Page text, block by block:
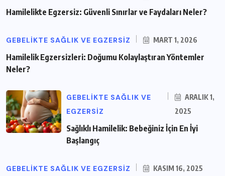
Hamilelikte Egzersiz: Güvenli Sınırlar ve Faydaları Neler?
GEBELIKTE SAĞLIK VE EGZERSIZ MART 1, 2026
Hamilelik Egzersizleri: Doğumu Kolaylaştıran Yöntemler
Neler?
GEBELIKTE SAĞLIK VE
EGZERSIZ
ARALIK 1,
2025
Sağlıklı Hamilelik: Bebeğiniz İçin En İyi
Başlangıç
GEBELIKTE SAĞLIK VE EGZERSIZ KASIM 16, 2025